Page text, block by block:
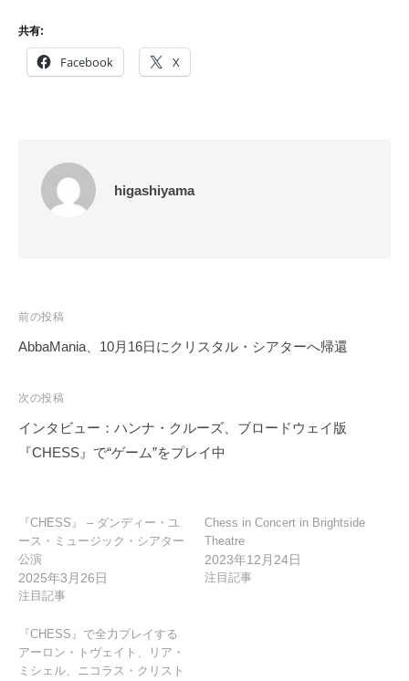
共有:
Facebook X
higashiyama
投
稿
ビ
ゲ
ー
ン
前の投稿
AbbaMania、10月16日にクリスタル・シアターへ帰還
次の投稿
インタビュー：ハンナ・クルーズ、ブロードウェイ版
『CHESS』で“ゲーム”をプレイ中
『CHESS』 – ダンディー・ユ
ース・ミュージック・シアター
公演
2025年3月26日
注目記事
Chess in Concert in Brightside
Theatre
2023年12月24日
注目記事
『CHESS』で全力プレイする
アーロン・トヴェイト、リア・
ミシェル、ニコラス・クリスト